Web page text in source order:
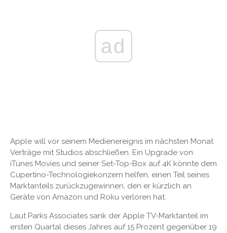
ad
Apple will vor seinem Medienereignis im nächsten Monat
Verträge mit Studios abschließen. Ein Upgrade von
iTunes Movies und seiner Set-Top-Box auf 4K könnte dem
Cupertino-Technologiekonzern helfen, einen Teil seines
Marktanteils zurückzugewinnen, den er kürzlich an
Geräte von Amazon und Roku verloren hat.
Laut Parks Associates sank der Apple TV-Marktanteil im
ersten Quartal dieses Jahres auf 15 Prozent gegenüber 19